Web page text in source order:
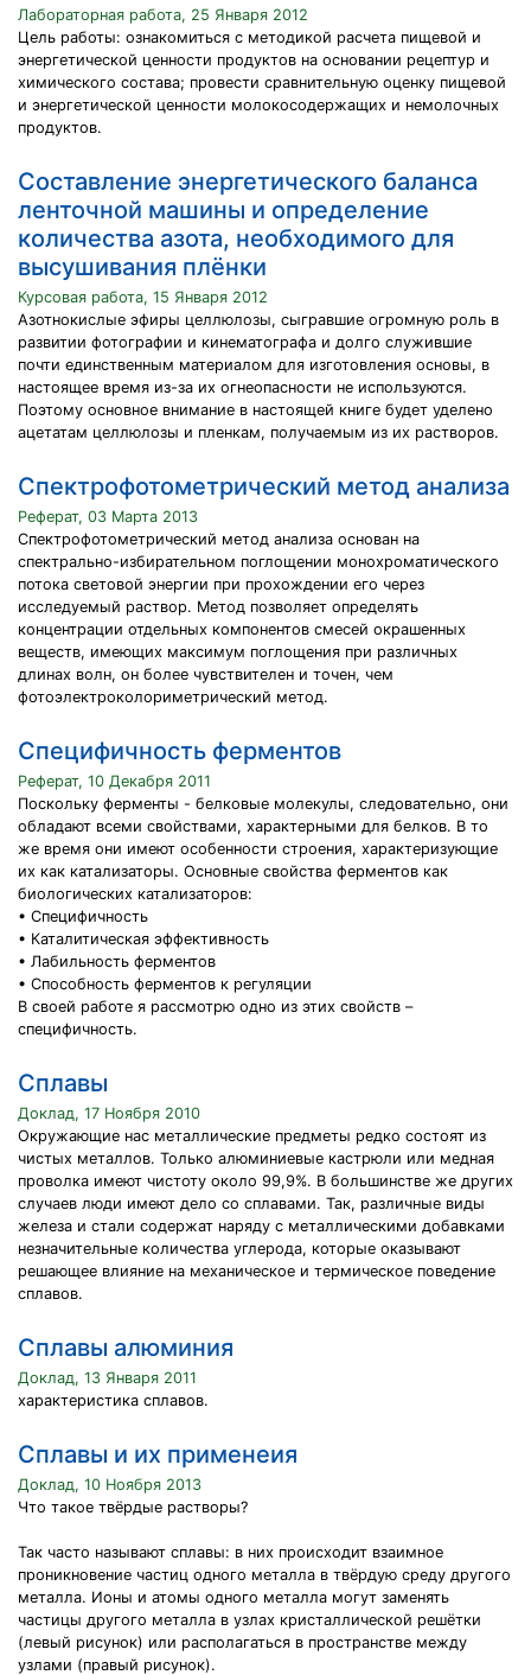
Лабораторная работа, 25 Января 2012
Цель работы: ознакомиться с методикой расчета пищевой и
энергетической ценности продуктов на основании рецептур и
химического состава; провести сравнительную оценку пищевой
и энергетической ценности молокосодержащих и немолочных
продуктов.
Составление энергетического баланса
ленточной машины и определение
количества азота, необходимого для
высушивания плёнки
Курсовая работа, 15 Января 2012
Азотнокислые эфиры целлюлозы, сыгравшие огромную роль в
развитии фотографии и кинематографа и долго служившие
почти единственным материалом для изготовления основы, в
настоящее время из-за их огнеопасности не используются.
Поэтому основное внимание в настоящей книге будет уделено
ацетатам целлюлозы и пленкам, получаемым из их растворов.
Спектрофотометрический метод анализа
Реферат, 03 Марта 2013
Спектрофотометрический метод анализа основан на
спектрально-избирательном поглощении монохроматического
потока световой энергии при прохождении его через
исследуемый раствор. Метод позволяет определять
концентрации отдельных компонентов смесей окрашенных
веществ, имеющих максимум поглощения при различных
длинах волн, он более чувствителен и точен, чем
фотоэлектроколориметрический метод.
Специфичность ферментов
Реферат, 10 Декабря 2011
Поскольку ферменты - белковые молекулы, следовательно, они
обладают всеми свойствами, характерными для белков. В то
же время они имеют особенности строения, характеризующие
их как катализаторы. Основные свойства ферментов как
биологических катализаторов:
• Специфичность
• Каталитическая эффективность
• Лабильность ферментов
• Способность ферментов к регуляции
В своей работе я рассмотрю одно из этих свойств –
специфичность.
Сплавы
Доклад, 17 Ноября 2010
Окружающие нас металлические предметы редко состоят из
чистых металлов. Только алюминиевые кастрюли или медная
проволка имеют чистоту около 99,9%. В большинстве же других
случаев люди имеют дело со сплавами. Так, различные виды
железа и стали содержат наряду с металлическими добавками
незначительные количества углерода, которые оказывают
решающее влияние на механическое и термическое поведение
сплавов.
Сплавы алюминия
Доклад, 13 Января 2011
характеристика сплавов.
Сплавы и их применеия
Доклад, 10 Ноября 2013
Что такое твёрдые растворы?
Так часто называют сплавы: в них происходит взаимное
проникновение частиц одного металла в твёрдую среду другого
металла. Ионы и атомы одного металла могут заменять
частицы другого металла в узлах кристаллической решётки
(левый рисунок) или располагаться в пространстве между
узлами (правый рисунок).